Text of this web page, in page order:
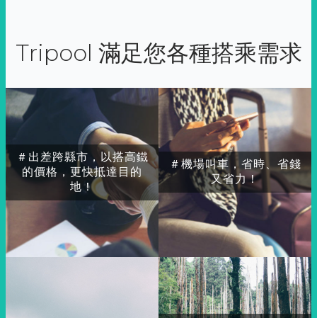
Tripool 滿足您各種搭乘需求
＃出差跨縣市，以搭高鐵
的價格，更快抵達目的
地！
＃機場叫車，省時、省錢
又省力！